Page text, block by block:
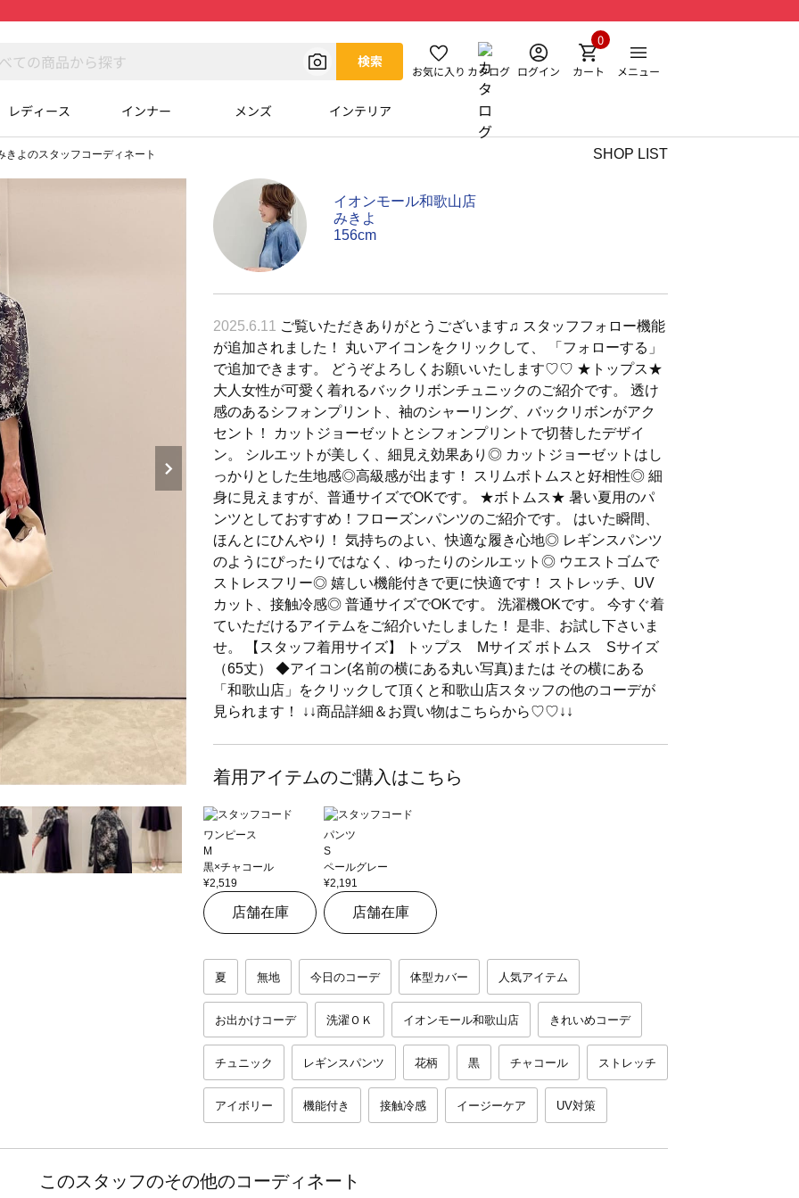
検索
お気に入り カタログ ログイン カート
0
メニュー
レディース インナー メンズ インテリア
きよのスタッフコーディネート SHOP LIST
イオンモール和歌山店
みきよ
156cm
2025.6.11
ご覧いただきありがとうございます♫ スタッフフォロー機能
が追加されました！ 丸いアイコンをクリックして、 「フォローする」
で追加できます。 どうぞよろしくお願いいたします♡♡ ★トップス★
大人女性が可愛く着れるバックリボンチュニックのご紹介です。 透け
感のあるシフォンプリント、袖のシャーリング、バックリボンがアク
セント！ カットジョーゼットとシフォンプリントで切替したデザイ
ン。 シルエットが美しく、細見え効果あり◎ カットジョーゼットはし
っかりとした生地感◎高級感が出ます！ スリムボトムスと好相性◎ 細
身に見えますが、普通サイズでOKです。 ★ボトムス★ 暑い夏用のパ
ンツとしておすすめ！フローズンパンツのご紹介です。 はいた瞬間、
ほんとにひんやり！ 気持ちのよい、快適な履き心地◎ レギンスパンツ
のようにぴったりではなく、ゆったりのシルエット◎ ウエストゴムで
ストレスフリー◎ 嬉しい機能付きで更に快適です！ ストレッチ、UV
カット、接触冷感◎ 普通サイズでOKです。 洗濯機OKです。 今すぐ着
ていただけるアイテムをご紹介いたしました！ 是非、お試し下さいま
せ。 【スタッフ着用サイズ】 トップス Mサイズ ボトムス Sサイズ
（65丈） ◆アイコン(名前の横にある丸い写真)または その横にある
「和歌山店」をクリックして頂くと和歌山店スタッフの他のコーデが
見られます！ ↓↓商品詳細＆お買い物はこちらから♡♡↓↓
着用アイテムのご購入はこちら
ワンピース
M
黒×チャコール
¥2,519
店舗在庫
パンツ
S
ペールグレー
¥2,191
店舗在庫
夏 無地 今日のコーデ 体型カバー 人気アイテム
お出かけコーデ 洗濯ＯＫ イオンモール和歌山店 きれいめコーデ
チュニック レギンスパンツ 花柄 黒 チャコール ストレッチ
アイボリー 機能付き 接触冷感 イージーケア UV対策
このスタッフのその他のコーディネート